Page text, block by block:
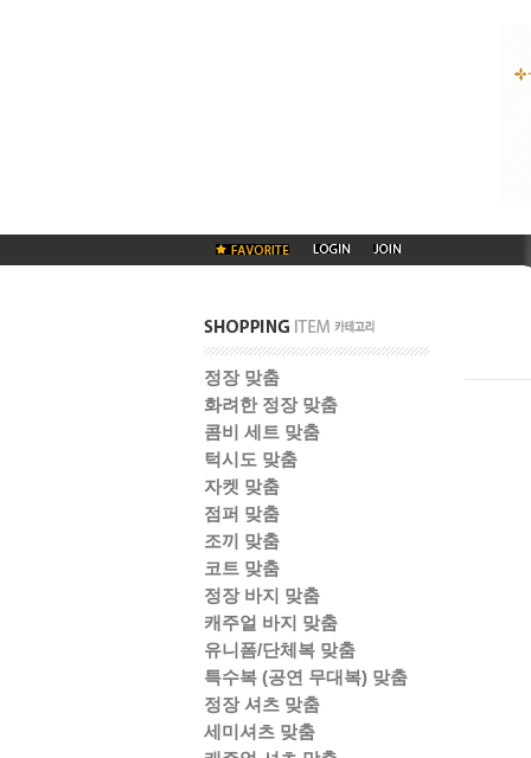
정장 맞춤
화려한 정장 맞춤
콤비 세트 맞춤
턱시도 맞춤
자켓 맞춤
점퍼 맞춤
조끼 맞춤
코트 맞춤
정장 바지 맞춤
캐주얼 바지 맞춤
유니폼/단체복 맞춤
특수복 (공연 무대복) 맞춤
정장 셔츠 맞춤
세미셔츠 맞춤